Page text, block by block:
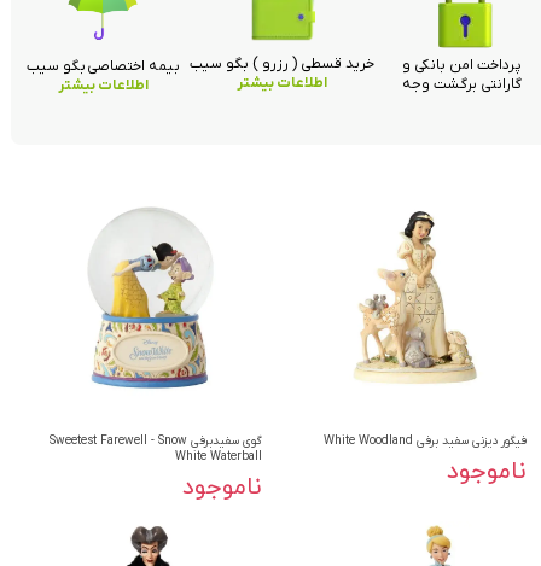
فیگور دیزنی سفید برفی White Woodland
ناموجود
گوی سفیدبرفی Sweetest Farewell - Snow
White Waterball
ناموجود
خرید قسطی ( رزرو ) بگو سیب
اطلاعات بیشتر
پرداخت امن بانکی و
گارانتی برگشت وجه
بیمه اختصاصی بگو سیب
اطلاعات بیشتر